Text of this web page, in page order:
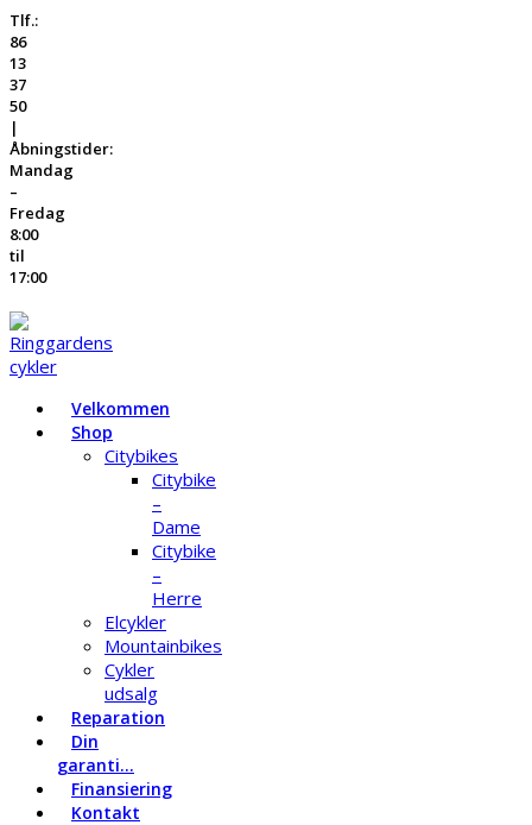
Tlf.:
86
13
37
50
|
Åbningstider:
Mandag
–
Fredag
8:00
til
17:00
Velkommen
Shop
Citybikes
Citybike
–
Dame
Citybike
–
Herre
Elcykler
Mountainbikes
Cykler
udsalg
Reparation
Din
garanti…
Finansiering
Kontakt